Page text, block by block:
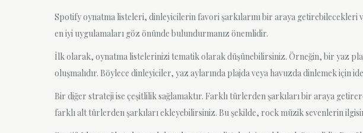
Spotify oynatma listeleri, dinleyicilerin favori şarkılarını bir araya
en iyi uygulamaları göz önünde bulundurmanız önemlidir.
İlk olarak, oynatma listelerinizi tematik olarak düşünebilirsiniz. Örneğin, bir yaz
oluşmalıdır. Böylece dinleyiciler, yaz aylarında plajda veya havuzda dinlemek için
Bir diğer strateji ise çeşitlilik sağlamaktır. Farklı türlerden şarkıları bir araya
farklı alt türlerden şarkıları ekleyebilirsiniz. Bu şekilde, rock müzik sevenlerin